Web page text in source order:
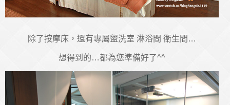
除了按摩床，還有專屬盥洗室 淋浴間 衛生間…
想得到的…都為您準備好了^^